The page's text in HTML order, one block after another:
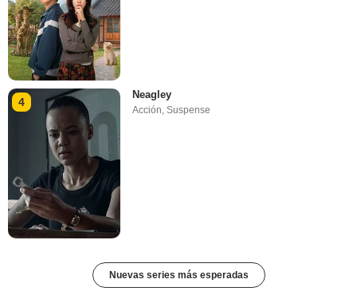
4
Neagley
Acción ,Suspense
Nuevas series más esperadas